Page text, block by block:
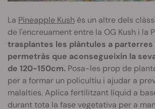
La Pineapple Kush és un altre dels
de l'encreuament entre la OG Kush i la
trasplantes les plàntules a parterres
permetràs que aconsegueixin la
de 120-150cm. Posa-les prop de
per a formar un policultiu i ajudar a
malalties. Aplica fertilitzant líquid a
durant tota la fase vegetativa per a